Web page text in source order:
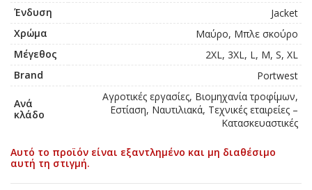
Ένδυση
Jacket
Χρώμα
Μαύρο, Μπλε σκούρο
Μέγεθος
2XL, 3XL, L, M, S, XL
Brand
Portwest
Ανά
κλάδο
Αγροτικές εργασίες, Βιομηχανία τροφίμων,
Εστίαση, Ναυτιλιακά, Τεχνικές εταιρείες –
Κατασκευαστικές
Αυτό το προϊόν είναι εξαντλημένο και μη διαθέσιμο
αυτή τη στιγμή.